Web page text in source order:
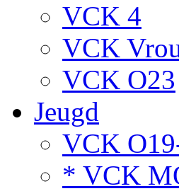
VCK 4
VCK
VCK O23
Jeugd
VCK
* VCK